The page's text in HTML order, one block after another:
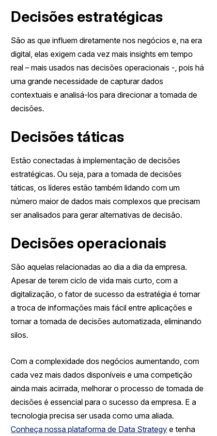
Decisões estratégicas
São as que influem diretamente nos negócios e, na era
digital, elas exigem cada vez mais insights em tempo
real – mais usados nas decisões operacionais -, pois há
uma grande necessidade de capturar dados
contextuais e analisá-los para direcionar a tomada de
decisões.
Decisões táticas
Estão conectadas à implementação de decisões
estratégicas. Ou seja, para a tomada de decisões
táticas, os líderes estão também lidando com um
número maior de dados mais complexos que precisam
ser analisados para gerar alternativas de decisão.
Decisões operacionais
São aquelas relacionadas ao dia a dia da empresa.
Apesar de terem ciclo de vida mais curto, com a
digitalização, o fator de sucesso da estratégia é tornar
a troca de informações mais fácil entre aplicações e
tornar a tomada de decisões automatizada, eliminando
silos.
Com a complexidade dos negócios aumentando, com
cada vez mais dados disponíveis e uma competição
ainda mais acirrada, melhorar o processo de tomada de
decisões é essencial para o sucesso da empresa. E a
tecnologia precisa ser usada como uma aliada.
Conheça nossa plataforma de Data Strategy e tenha